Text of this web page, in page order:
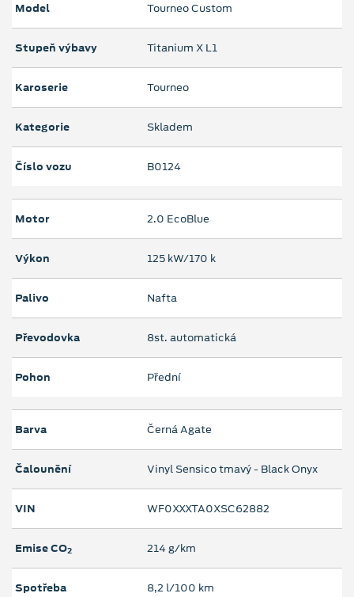
Model Tourneo Custom
Stupeň výbavy Titanium X L1
Karoserie Tourneo
Kategorie Skladem
Číslo vozu B0124
Motor 2.0 EcoBlue
Výkon 125 kW/170 k
Palivo Nafta
Převodovka 8st. automatická
Pohon Přední
Barva Černá Agate
Čalounění Vinyl Sensico tmavý - Black Onyx
VIN WF0XXXTA0XSC62882
Emise CO2 214 g/km
Spotřeba 8,2 l/100 km